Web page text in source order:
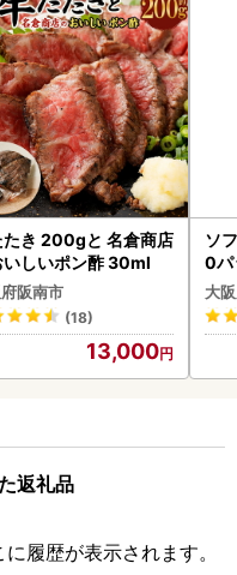
たき 200gと 名倉商店
いしいポン酢 30ml
阪南市
(18)
13,000
ソ
0
大
返礼品
履歴が表示されます。